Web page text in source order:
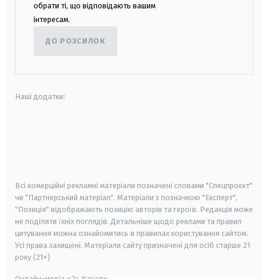
обрати ті, що відповідають вашим
інтересам.
ДО РОЗСИЛОК
Наші додатки:
Всі комерційні рекламні матеріали позначені словами "Спецпроєкт"
чи "Партнерський матеріал". Матеріали з позначкою "Експерт",
"Позиція" відображають позицію авторів та героїв. Редакція може
не поділяти їхніх поглядів. Детальніше щодо реклами та правил
цитування можна ознайомитись в правилах користування сайтом.
Усі права захищені. Матеріали сайту призначені для осіб старше 21
року (21+)